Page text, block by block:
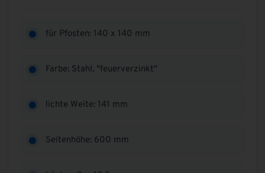
für Pfosten: 140 x 140 mm
Farbe: Stahl, "feuerverzinkt"
lichte Weite: 141 mm
Seitenhöhe: 600 mm